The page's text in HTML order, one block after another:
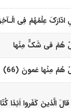
ادّارَکَ عِلْمُهُمْ فِى
هُمْ فى شَکٍّ مِنْها
هُمْ مِنْها عَمونَ (66)‏
الَّذینَ کَفَروا اَئِذا کُنّا